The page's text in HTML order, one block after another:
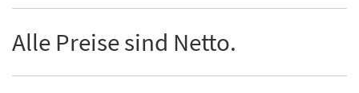
Alle Preise sind Netto.